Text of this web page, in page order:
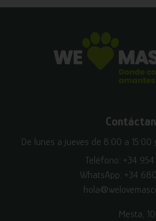
De lunes a jueves de 8:00 a
Teléfono: +34
WhatsApp: +34
Mesta, 10